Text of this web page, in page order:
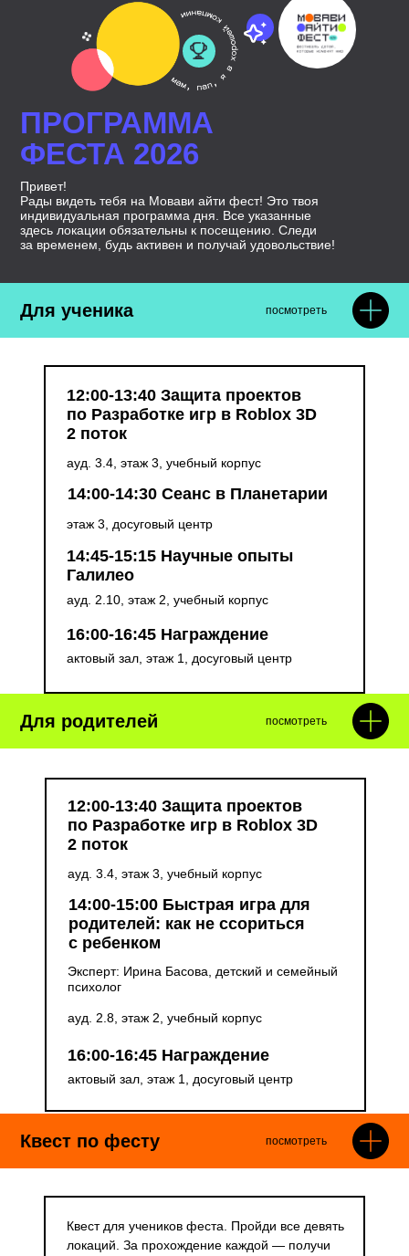
ПРОГРАММА
ФЕСТА 2026
Привет!
Рады видеть тебя на Мовави айти фест! Это твоя
индивидуальная программа дня. Все указанные
здесь локации обязательны к посещению. Следи
за временем, будь активен и получай удовольствие!
Для ученика посмотреть
12:00-13:40 Защита проектов
по Разработке игр в Roblox 3D
2 поток
ауд. 3.4, этаж 3, учебный корпус
16:00-16:45 Награждение
актовый зал, этаж 1, досуговый центр
14:45-15:15 Научные опыты
Галилео
ауд. 2.10, этаж 2, учебный корпус
14:00-14:30 Сеанс в Планетарии
этаж 3, досуговый центр
Для родителей посмотреть
14:00-15:00 Быстрая игра для
родителей: как не ссориться
с ребенком
Эксперт: Ирина Басова, детский и семейный
психолог
ауд. 2.8, этаж 2, учебный корпус
12:00-13:40 Защита проектов
по Разработке игр в Roblox 3D
2 поток
ауд. 3.4, этаж 3, учебный корпус
16:00-16:45 Награждение
актовый зал, этаж 1, досуговый центр
Квест по фесту посмотреть
Квест для учеников феста. Пройди все девять
локаций. За прохождение каждой — получи